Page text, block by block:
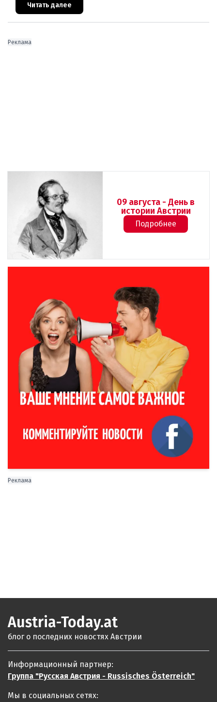
европейского происхождения. «Часы замен
Читать далее
Реклама
09 августа - День в
истории Австрии
Подробнее
Реклама
Austria-Today.at
блог о последних новостях Австрии
Информационный партнер:
Группа "Русская Австрия - Russisches Österreich"
Мы в социальных сетях: